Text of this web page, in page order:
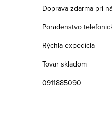
Doprava zdarma pri
Poradenstvo
Rýchla expedícia
Tovar skladom
0911885090